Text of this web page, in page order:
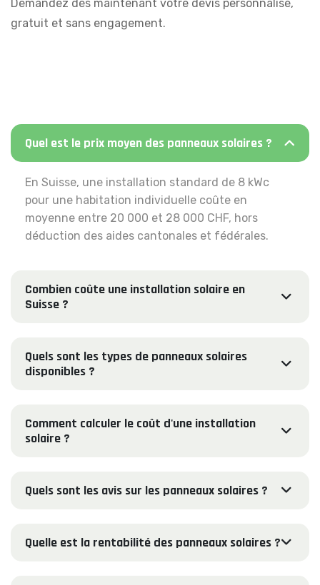
Demandez dès maintenant votre devis personnalisé,
gratuit et sans engagement.
Quel est le prix moyen des panneaux solaires ?
En Suisse, une installation standard de 8 kWc
pour une habitation individuelle coûte en
moyenne entre 20 000 et 28 000 CHF, hors
déduction des aides cantonales et fédérales.
Combien coûte une installation solaire en
Suisse ?
Quels sont les types de panneaux solaires
disponibles ?
Comment calculer le coût d'une installation
solaire ?
Quels sont les avis sur les panneaux solaires ?
Quelle est la rentabilité des panneaux solaires ?